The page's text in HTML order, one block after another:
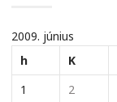
2009. június
h
K
1
2